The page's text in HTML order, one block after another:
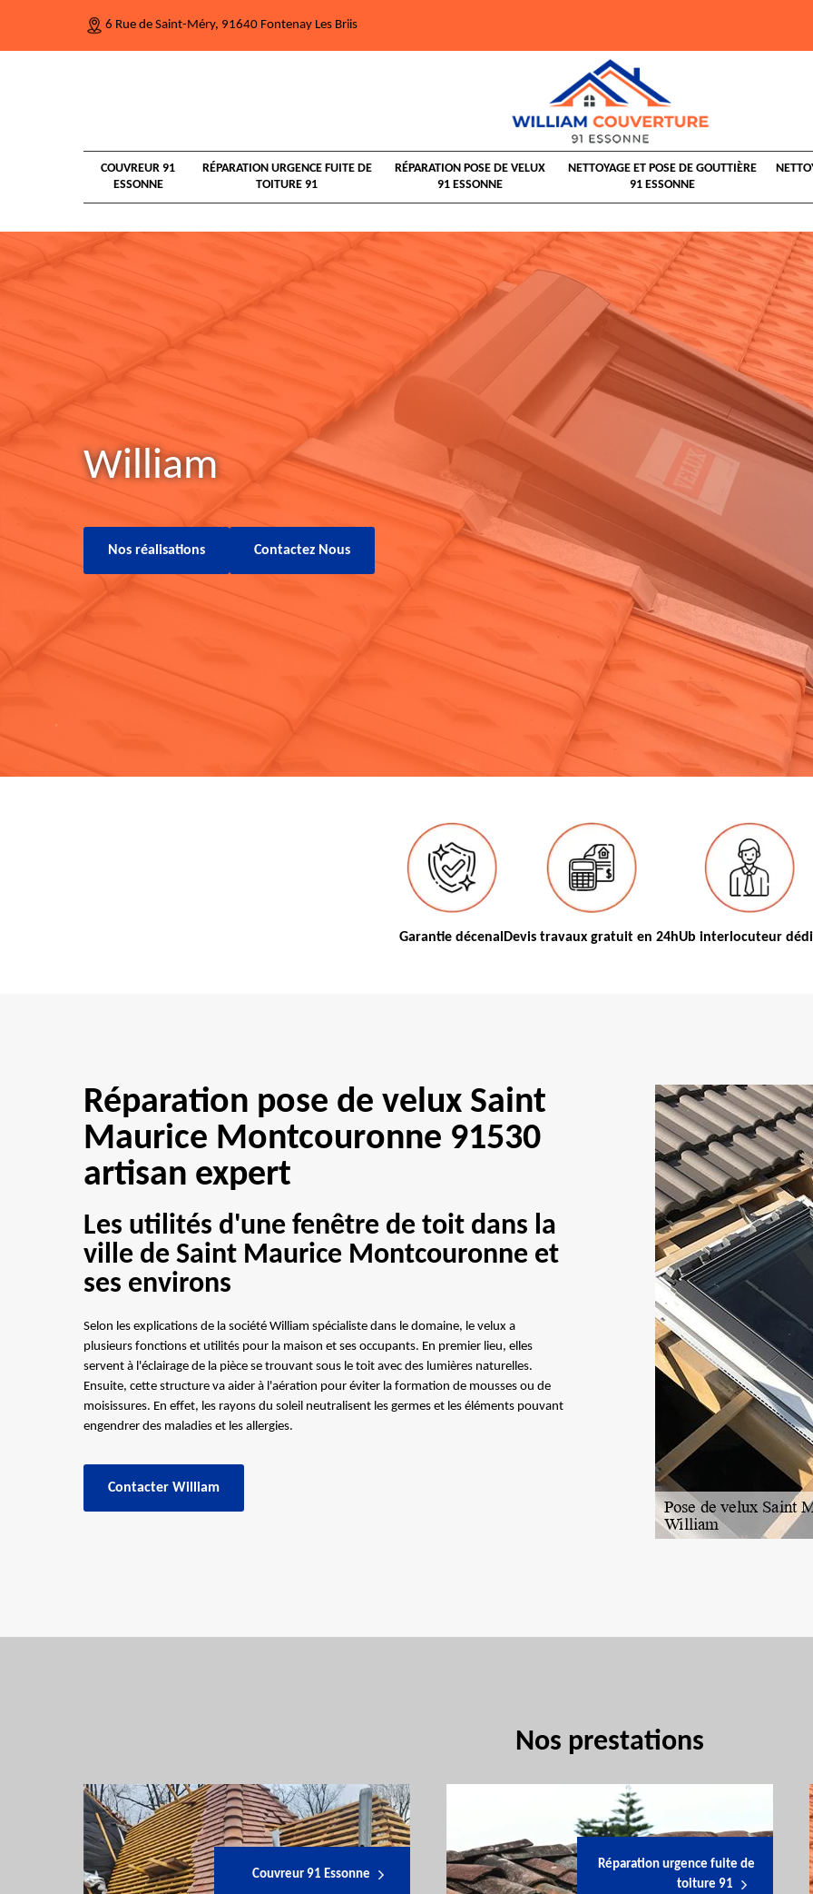
6 Rue de Saint-Méry, 91640 Fontenay Les Briis
COUVREUR 91
ESSONNE
RÉPARATION URGENCE FUITE DE
TOITURE 91
RÉPARATION POSE DE VELUX
91 ESSONNE
NETTOYAGE ET POSE DE GOUTTIÈRE
91 ESSONNE
William
Nos réalisations Contactez Nous
Garantie décenal Devis travaux gratuit en 24hUb interlocuteur
Réparation pose de velux Saint
Maurice Montcouronne 91530
artisan expert
Les utilités d'une fenêtre de toit dans la
ville de Saint Maurice Montcouronne et
ses environs
Selon les explications de la société William spécialiste dans le domaine, le velux a
plusieurs fonctions et utilités pour la maison et ses occupants. En premier lieu, elles
servent à l'éclairage de la pièce se trouvant sous le toit avec des lumières naturelles.
Ensuite, cette structure va aider à l'aération pour éviter la formation de mousses ou de
moisissures. En effet, les rayons du soleil neutralisent les germes et les éléments pouvant
engendrer des maladies et les allergies.
Contacter William
Nos prestations
Couvreur 91 Essonne
Réparation urgence fuite de
toiture 91